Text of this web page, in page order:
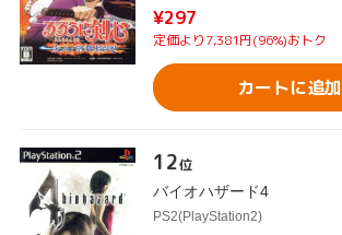
¥297
定価より7,381円(96%)おトク
カートに追加
12位
バイオハザード4
PS2(PlayStation2)